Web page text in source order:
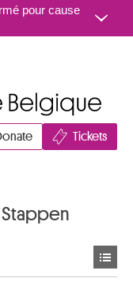
pour cause
Tickets
Stappen